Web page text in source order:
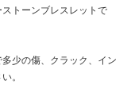
トーンブレスレットで
少の傷、クラック、イン
。